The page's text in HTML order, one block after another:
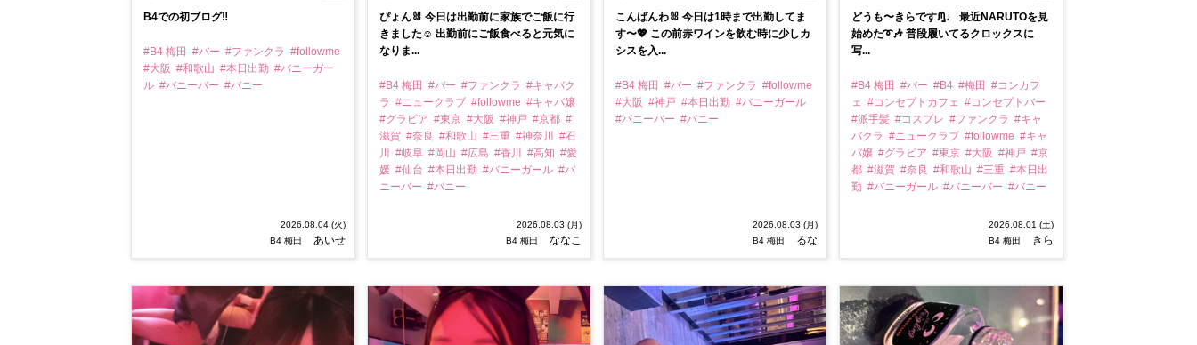
B4での初ブログ‼️
#B4 梅田 #バー #ファンクラ #followme
#大阪 #和歌山 #本日出勤 #バニーガー
ル #バニーバー #バニー
2026.08.04 (火)
B4 梅田
あいせ
ぴょん🐰 今日は出勤前に家族でご飯に行
きました☺︎ 出勤前にご飯食べると元気に
なりま...
#B4 梅田 #バー #ファンクラ #キャバク
ラ #ニュークラブ #followme #キャバ嬢
#グラビア #東京 #大阪 #神戸 #京都 #
滋賀 #奈良 #和歌山 #三重 #神奈川
#石
川
#岐阜 #岡山 #広島 #香川 #高知 #愛
媛 #仙台 #本日出勤 #バニーガール #バ
ニーバー #バニー
2026.08.03 (月)
B4 梅田
ななこ
こんばんわ🐰 今日は1時まで出勤してま
す〜💖 この前赤ワインを飲む時に少しカ
シスを入...
#B4 梅田 #バー #ファンクラ #followme
#大阪 #神戸 #本日出勤 #バニーガール
#バニーバー #バニー
2026.08.03 (月)
B4 梅田
るな
どうも〜きらですᙏ̤̱♩ 最近NARUTOを見
始めた➰🎶 普段履いてるクロックスに
写...
#B4 梅田 #バー #B4 #梅田 #コンカフ
ェ #コンセプトカフェ #コンセプトバー
#派手髪 #コスプレ #ファンクラ #キャ
バクラ #ニュークラブ #followme #キャ
バ嬢 #グラビア #東京 #大阪 #神戸 #京
都 #滋賀 #奈良 #和歌山 #三重 #本日出
勤 #バニーガール #バニーバー #バニー
2026.08.01 (土)
B4 梅田
きら